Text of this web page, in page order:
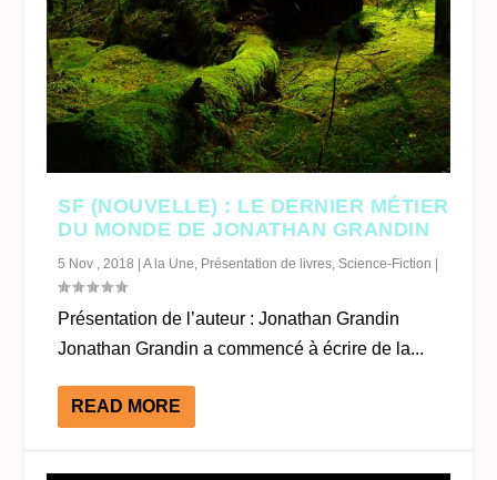
SF (NOUVELLE) : LE DERNIER MÉTIER
DU MONDE DE JONATHAN GRANDIN
5 Nov , 2018 |A la Une Présentation de livres ,Science-Fiction |
Présentation de l’auteur : Jonathan Grandin
Jonathan Grandin a commencé à écrire de la...
READ MORE